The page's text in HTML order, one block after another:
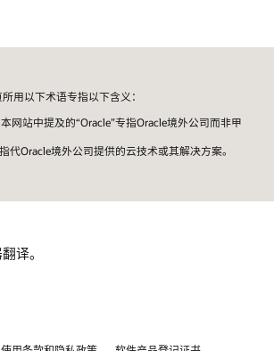
用以下术语专指以下含义：
网站中提及的“Oracle”专指Oracle境外公司而非甲
代Oracle境外公司提供的云技术或其解决方案。
译。